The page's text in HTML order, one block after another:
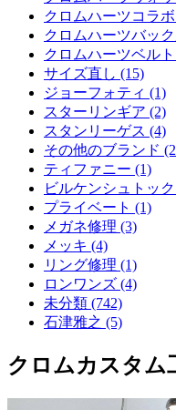
クロムハーツコラ
クロムハーツバッ
クロムハーツベル
サイズ直し (15)
ジョーフォティ (1)
スターリンギア (2)
スタンリーゲス (4)
その他のブランド
ティファニー (1)
ビルケンシュトッ
プライベート (1)
メガネ修理 (3)
メッキ (4)
リング修理 (1)
ロンワンズ (4)
未分類 (742)
石津雅之 (5)
クロムカスタム